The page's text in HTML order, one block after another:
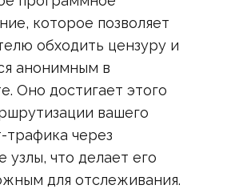
которое позволяет
обходить цензуру и
анонимным в
Оно достигает этого
вашего
трафика через
узлы, что делает его
для отслеживания.